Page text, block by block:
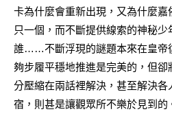
卡為什麼會重新出現，又為什麼嘉
只一個，而不斷提供線索的神秘少
誰……不斷浮現的謎題本來在皇帝
夠步履平穩地推進是完美的，但卻
分壓縮在兩話裡解決，甚至解決各
宿，則甚是讓觀眾所不樂於見到的